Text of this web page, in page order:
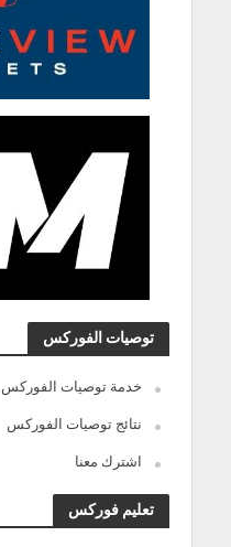
توصيات الفوركس
خدمة توصيات الفوركس
نتائج توصيات الفوركس
اشترك معنا
تعليم فوركس